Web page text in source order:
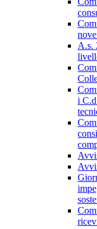
A.s.
i